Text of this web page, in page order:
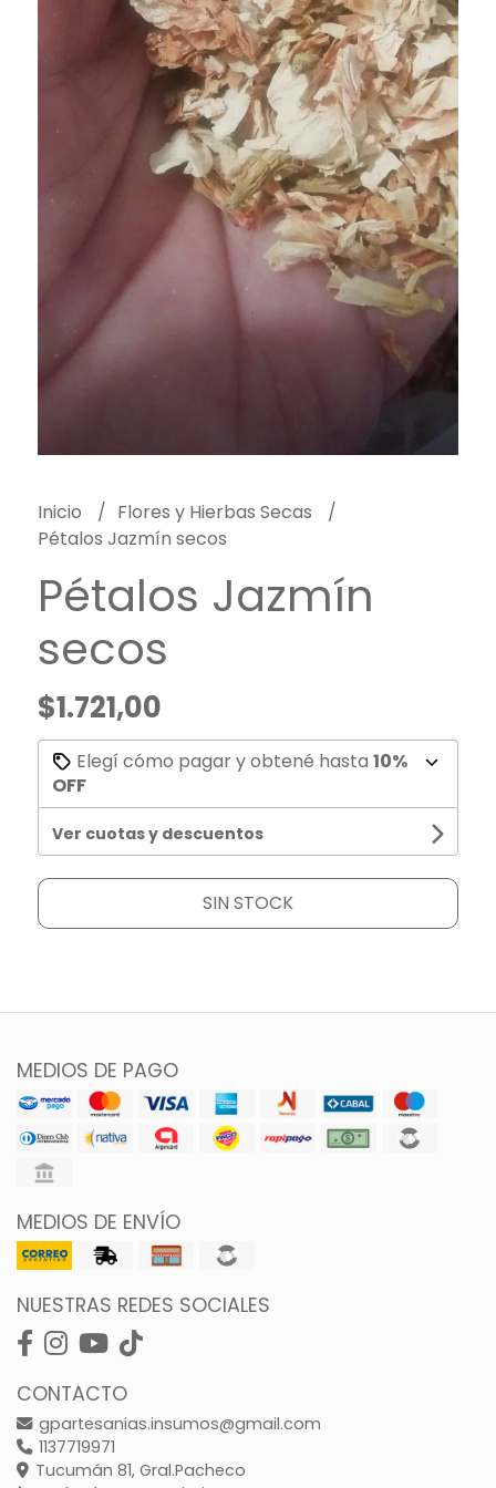
Inicio
Flores y Hierbas Secas
Pétalos Jazmín secos
Pétalos Jazmín
secos
$1.721,00
Elegí cómo pagar y obtené hasta 10%
OFF
Ver cuotas y descuentos
SIN STOCK
MEDIOS DE PAGO
MEDIOS DE ENVÍO
NUESTRAS REDES SOCIALES
CONTACTO
gpartesanias.insumos@gmail.com
1137719971
Tucumán 81, Gral.Pacheco